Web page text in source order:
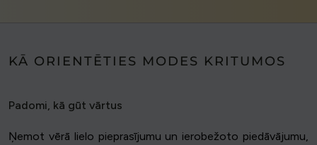
KĀ ORIENTĒTIES MODES KRITUMOS
Padomi, kā gūt vārtus
Ņemot vērā lielo pieprasījumu un ierobežoto piedāvājumu,